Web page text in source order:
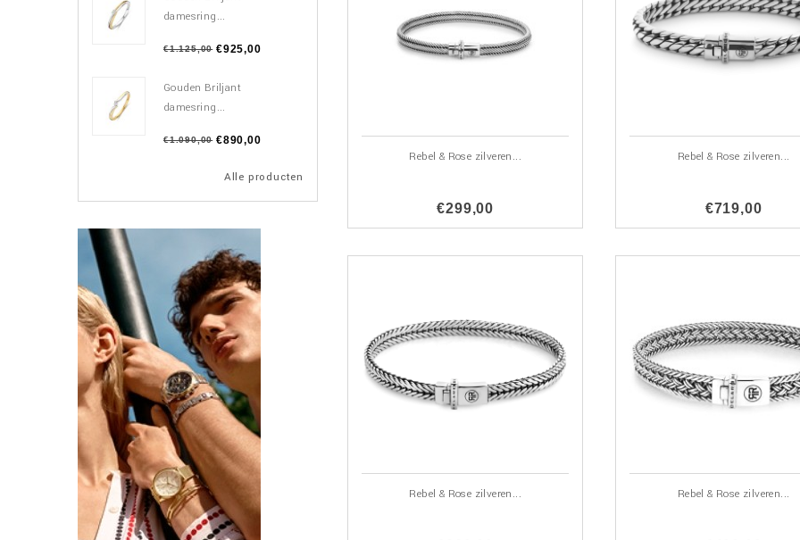
damesring...
€1.125,00 €925,00
Gouden Briljant
damesring...
€1.090,00 €890,00
Alle producten
Rebel & Rose zilveren...
€299,00
Rebel & Rose zilveren...
€719,00
Rebel & Rose zilveren... Rebel & Rose zilveren...